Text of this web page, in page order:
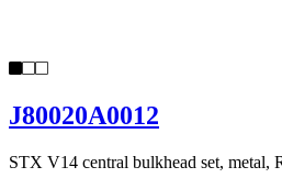
J80020A0012
STX V14 central bulkhead set, metal,